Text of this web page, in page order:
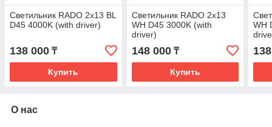
Светильник RADO 2x13 BL
D45 4000K (with driver)
138 000 ₸
Купить
Светильник RADO 2x13
WH D45 3000K (with
driver)
148 000₸
Купить
WH
О нас